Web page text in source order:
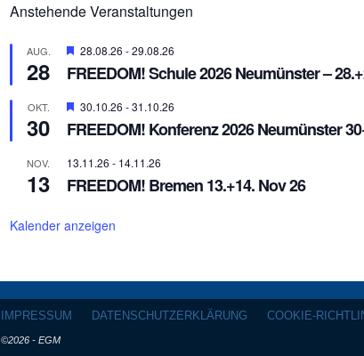
Anstehende Veranstaltungen
AUG.
28
Hervorgehoben
28.08.26 -29.08.26
FREEDOM! Schule 2026 Neumünster –
OKT.
30
Hervorgehoben
30.10.26 -31.10.26
FREEDOM! Konferenz 2026 Neumünster
NOV.
13
13.11.26 - 14.11.26
FREEDOM! Bremen 13.+14. Nov 26
Kalender anzeigen
IMPRESSUM DATENSCHUTZERKLÄRUNG COOKIE-
©2026 - EGM